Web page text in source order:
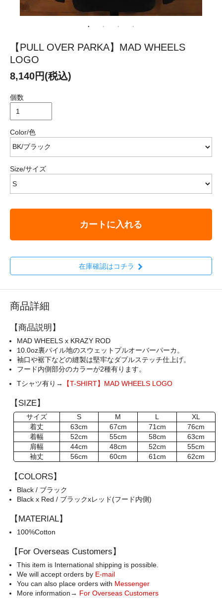
【PULL OVER PARKA】MAD WHEELS
LOGO
8,140円(税込)
個数
Color/色
Size/サイズ
カートに入れる
在庫確認はコチラ
商品詳細
【商品説明】
MAD WHEELS x KRAZY ROD
10.0oz裏パイル地のスウェットプルオーバーパーカ。
袖口や裾下などの縫製は堅牢なダブルステッチ仕上げ。
フード内側部分のカラーが2種有ります。
Tシャツ有り→
【T-SHIRT】MAD WHEELS LOGO
【SIZE】
サイズ S M L
XL
着丈
63cm 67cm 71cm
76cm
着幅
52cm 55cm 58cm
63cm
肩幅
44cm 48cm 52cm
55cm
袖丈
56cm 60cm 61cm 62cm
【COLORS】
Black / ブラック
Black x Red / ブラックxレッド(フード内側)
【MATERIAL】
100%Cotton
【For Overseas Customers】
This item is International shipping is possible.
We will accept orders by E-mail
You can also place orders with Messenger
More information→ For Overseas Customers